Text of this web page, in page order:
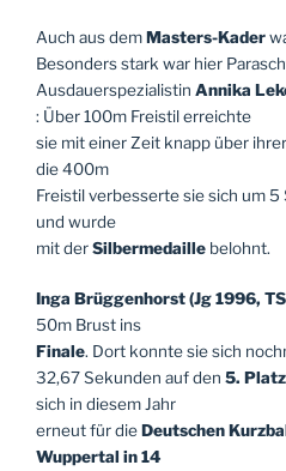
Auch aus demMasters-Kader
Besonders stark war hier
Ausdauerspezialistin Annika
: Über 100m Freistil erreichte
sie mit einer Zeit knapp über
die 400m
Freistil verbesserte sie sich um 5
und wurde
mit derSilbermedaille belohnt.
Inga Brüggenhorst (Jg 1996,
50m Brust ins
Finale. Dort konnte sie sich
32,67 Sekunden auf den 5. Platz
sich in diesem Jahr
erneut für dieDeutschen
Wuppertal in 14